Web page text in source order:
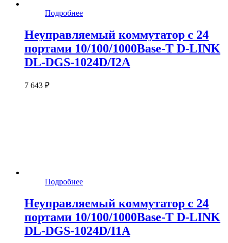
Подробнее
Неуправляемый коммутатор с 24
портами 10/100/1000Base-T D-LINK
DL-DGS-1024D/I2A
7 643 ₽
Подробнее
Неуправляемый коммутатор с 24
портами 10/100/1000Base-T D-LINK
DL-DGS-1024D/I1A